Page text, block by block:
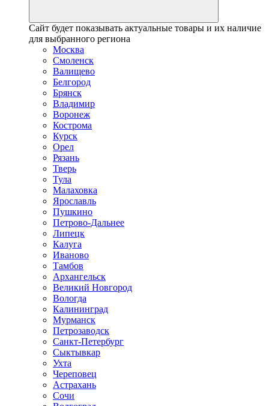
Сайт будет показывать актуальные товары и их наличие
для выбранного региона
Москва
Смоленск
Валищево
Белгород
Брянск
Владимир
Воронеж
Кострома
Курск
Орел
Рязань
Тверь
Тула
Малаховка
Ярославль
Пушкино
Петрово-Дальнее
Липецк
Калуга
Иваново
Тамбов
Архангельск
Великий Новгород
Вологда
Калининград
Мурманск
Петрозаводск
Санкт-Петербург
Сыктывкар
Ухта
Череповец
Астрахань
Сочи